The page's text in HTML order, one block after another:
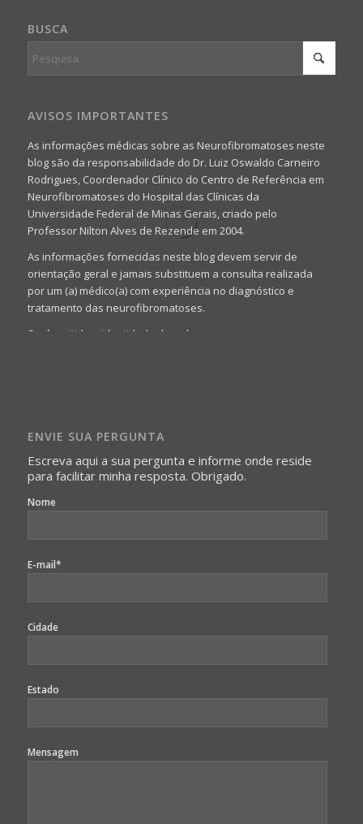
BUSCA
AVISOS IMPORTANTES
As informações médicas sobre as Neurofibromatoses neste
blog são da responsabilidade do Dr. Luiz Oswaldo Carneiro
Rodrigues, Coordenador Clínico do Centro de Referência em
Neurofibromatoses do Hospital das Clínicas da
Universidade Federal de Minas Gerais, criado pelo
Professor Nilton Alves de Rezende em 2004.
As informações fornecidas neste blog devem servir de
orientação geral e jamais substituem a consulta realizada
por um (a) médico(a) com experiência no diagnóstico e
tratamento das neurofibromatoses.
Será omitida a identidade de todas as pessoas que
identificação da pessoa fotografada.
ENVIE SUA PERGUNTA
Escreva aqui a sua pergunta e informe onde reside
para facilitar minha resposta. Obrigado.
Nome
E-mail*
Cidade
Estado
Mensagem